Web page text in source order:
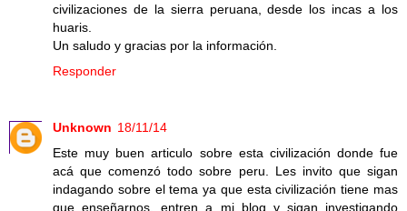
civilizaciones de la sierra peruana, desde los incas a los
huaris.
Un saludo y gracias por la información.
Responder
Unknown 18/11/14
Este muy buen articulo sobre esta civilización donde fue
acá que comenzó todo sobre peru. Les invito que sigan
indagando sobre el tema ya que esta civilización tiene mas
que enseñarnos, entren a mi blog y sigan investigando